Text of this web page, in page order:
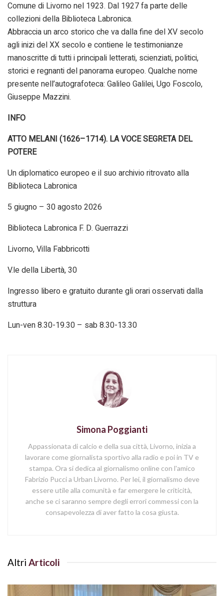
Comune di Livorno nel 1923. Dal 1927 fa parte delle
collezioni della Biblioteca Labronica.
Abbraccia un arco storico che va dalla fine del XV secolo
agli inizi del XX secolo e contiene le testimonianze
manoscritte di tutti i principali letterati, scienziati, politici,
storici e regnanti del panorama europeo. Qualche nome
presente nell’autografoteca: Galileo Galilei, Ugo Foscolo,
Giuseppe Mazzini.
INFO
ATTO MELANI (1626–1714). LA VOCE SEGRETA DEL
POTERE
Un diplomatico europeo e il suo archivio ritrovato alla
Biblioteca Labronica
5 giugno – 30 agosto 2026
Biblioteca Labronica F. D. Guerrazzi
Livorno, Villa Fabbricotti
V.le della Libertà, 30
Ingresso libero e gratuito durante gli orari osservati dalla
struttura
Lun-ven 8.30-19.30 – sab 8.30-13.30
Simona Poggianti
Appassionata di calcio e della sua città, Livorno, inizia a
lavorare come giornalista sportivo alla radio e poi in TV e
stampa. Ora si dedica al giornalismo online con l'amico
Fabrizio Pucci a Urban Livorno. Per lei, il giornalismo deve
essere utile alla comunità e far emergere le criticità,
anche se ci saranno sempre degli errori commessi con la
consapevolezza di aver fatto la cosa giusta.
Altri Articoli